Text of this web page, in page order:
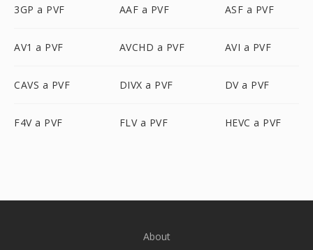
3GP a PVF AAF a PVF ASF a PVF
AV1 a PVF AVCHD a PVF AVI a PVF
CAVS a PVF DIVX a PVF DV a PVF
F4V a PVF FLV a PVF HEVC a PVF
About